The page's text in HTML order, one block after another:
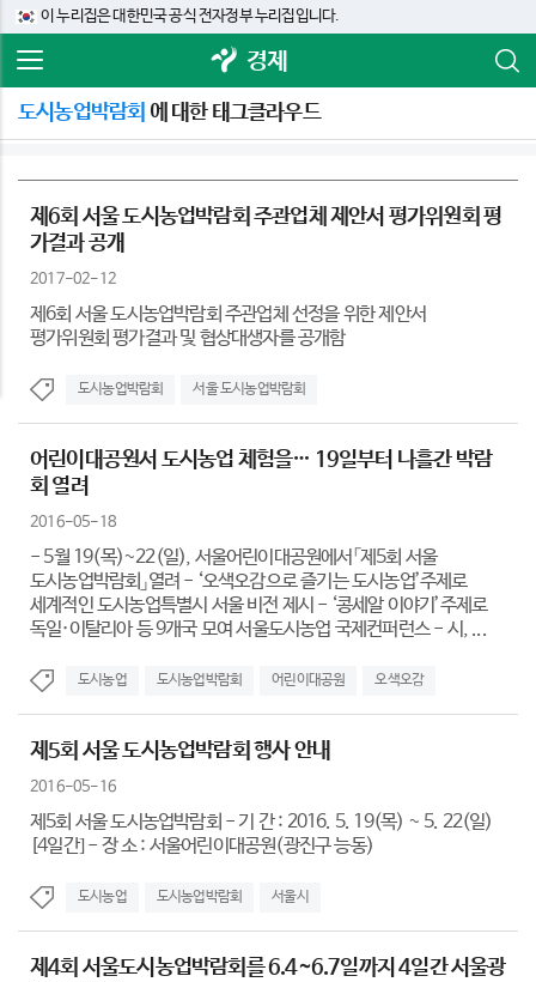
이 누리집은 대한민국 공식 전자정부 누리집입니다.
경제
도시농업박람회 에 대한 태그클라우드
제6회 서울 도시농업박람회 주관업체 제안서 평가위원회 평
가결과 공개
2017-02-12
제6회 서울 도시농업박람회 주관업체 선정을 위한 제안서
평가위원회 평가결과 및 협상대생자를 공개함
도시농업박람회 서울 도시농업박람회
어린이대공원서 도시농업 체험을… 19일부터 나흘간 박람
회 열려
2016-05-18
- 5월 19(목)~22(일), 서울어린이대공원에서「제5회 서울
도시농업박람회」열려 - ‘오색오감으로 즐기는 도시농업’주제로
세계적인 도시농업특별시 서울 비전 제시 - ‘콩세알 이야기’주제로
독일·이탈리아 등 9개국 모여 서울도시농업 국제컨퍼런스 - 시, ...
도시농업 도시농업박람회 어린이대공원 오색오감
제5회 서울 도시농업박람회 행사 안내
2016-05-16
제5회 서울 도시농업박람회 - 기 간 : 2016. 5. 19(목) ~ 5. 22(일)
[4일간] - 장 소 : 서울어린이대공원(광진구 능동)
도시농업 도시농업박람회 서울시
제4회 서울도시농업박람회를 6.4~6.7일까지 4일간 서울광